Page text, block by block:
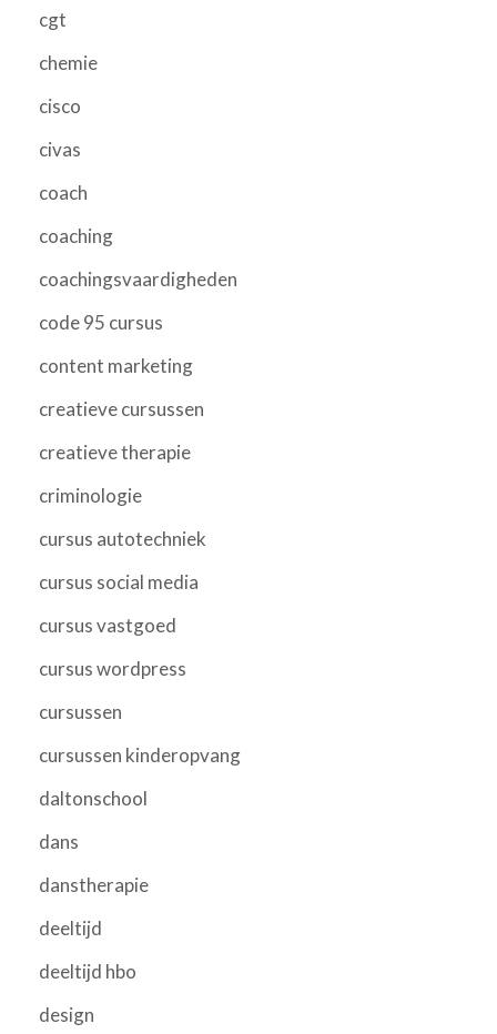
cgt
chemie
cisco
civas
coach
coaching
coachingsvaardigheden
code 95 cursus
content marketing
creatieve cursussen
creatieve therapie
criminologie
cursus autotechniek
cursus social media
cursus vastgoed
cursus wordpress
cursussen
cursussen kinderopvang
daltonschool
dans
danstherapie
deeltijd
deeltijd hbo
design